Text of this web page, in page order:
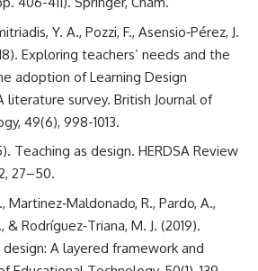
Y. A., Pozzi, F., Asensio‐Pérez, J.
Exploring teachers’ needs and the
adoption of Learning Design
survey. British Journal of
49(6), 998-1013.
Teaching as design. HERDSA Review
27–50.
Martinez‐Maldonado, R., Pardo, A.,
& Rodríguez‐Triana, M. J. (2019).
A layered framework and